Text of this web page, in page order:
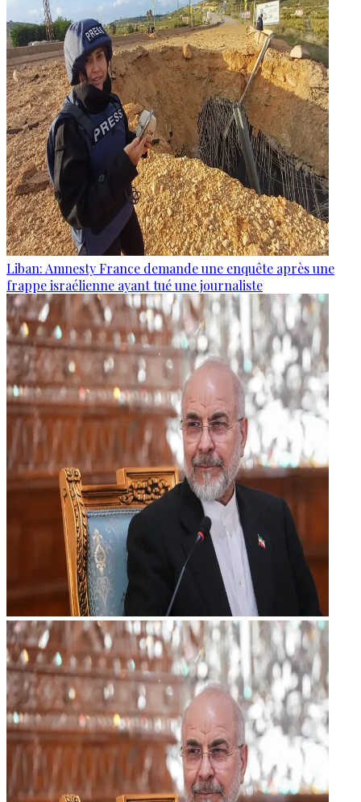
Liban: Amnesty France demande une enquête après une
frappe israélienne ayant tué une journaliste